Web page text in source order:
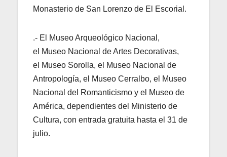
Monasterio de San Lorenzo de El Escorial.
.- El Museo Arqueológico Nacional,
el Museo Nacional de Artes Decorativas,
el Museo Sorolla, el Museo Nacional de
Antropología, el Museo Cerralbo, el Museo
Nacional del Romanticismo y el Museo de
América, dependientes del Ministerio de
Cultura, con entrada gratuita hasta el 31 de
julio.